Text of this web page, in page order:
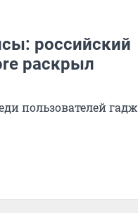
российский
раскрыл
пользователей